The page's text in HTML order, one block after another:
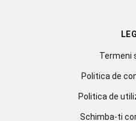
Termeni
Politica de
Politica de
Schimba-ti